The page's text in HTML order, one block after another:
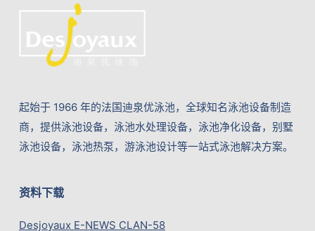
起始于 1966 年的法国迪泉优泳池，全球知名泳池设备制造
商，提供泳池设备，泳池水处理设备，泳池净化设备，别墅
泳池设备，泳池热泵，游泳池设计等一站式泳池解决方案。
资料下载
Desjoyaux E-NEWS CLAN-58